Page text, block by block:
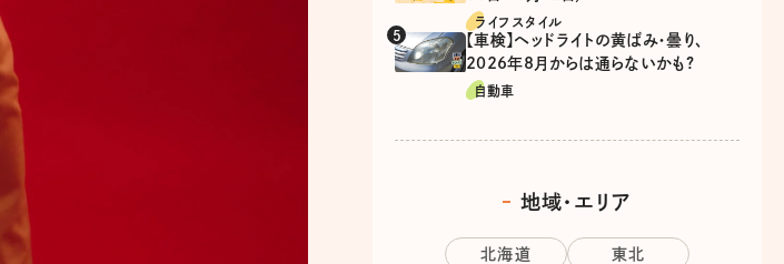
ライフスタイル
【車検】ヘッドライトの黄ばみ・曇り、
2026年8月からは通らないかも?
自動車
地域・エリア
北海道 東北